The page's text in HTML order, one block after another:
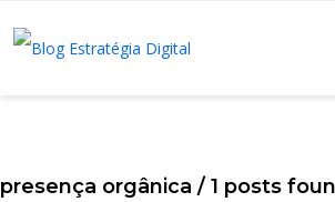
presença orgânica / 1 posts